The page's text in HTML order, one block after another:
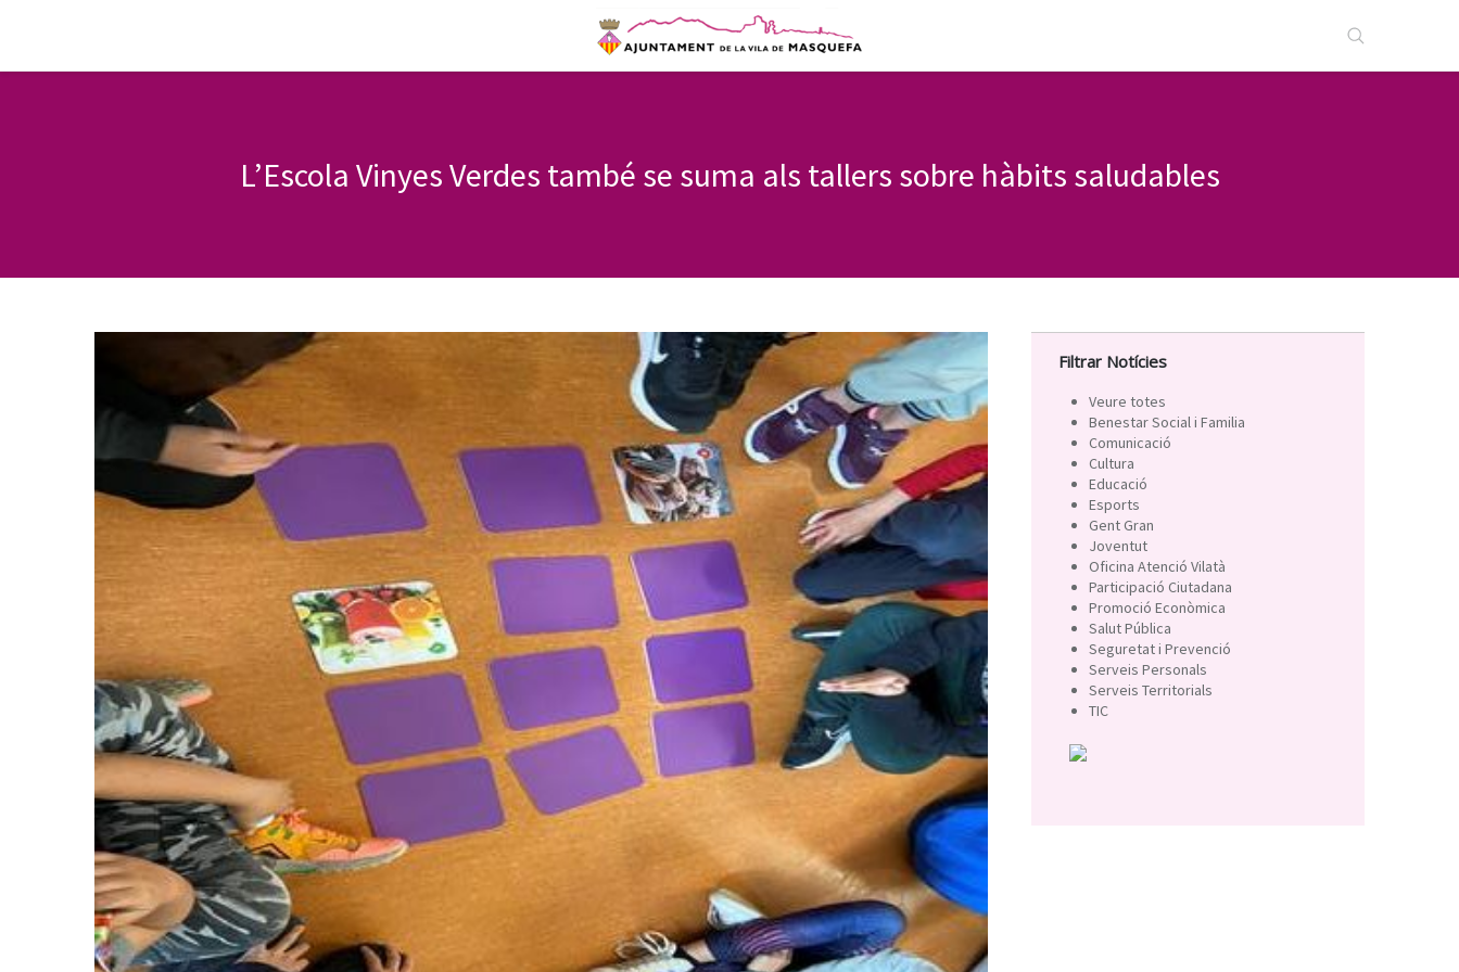
L’Escola Vinyes Verdes també se suma als tallers sobre hàbits saludables
Filtrar Notícies
Veure totes
Benestar Social i Familia
Comunicació
Cultura
Educació
Esports
Gent Gran
Joventut
Oficina Atenció Vilatà
Participació Ciutadana
Promoció Econòmica
Salut Pública
Seguretat i Prevenció
Serveis Personals
Serveis Territorials
TIC